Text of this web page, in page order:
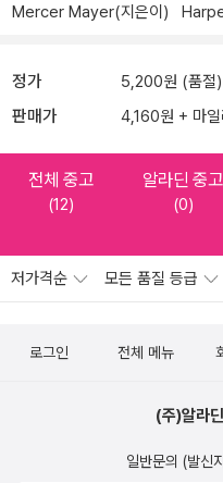
Mercer Mayer(지은이)
정가 5,200원 (품절)
판매가 4,160원 + 마
전체 중고
(12)
알라딘 중고
(0)
저가격순 모든 품질 등급
로그인 전체 메뉴
(주)알라
일반문의 (발신